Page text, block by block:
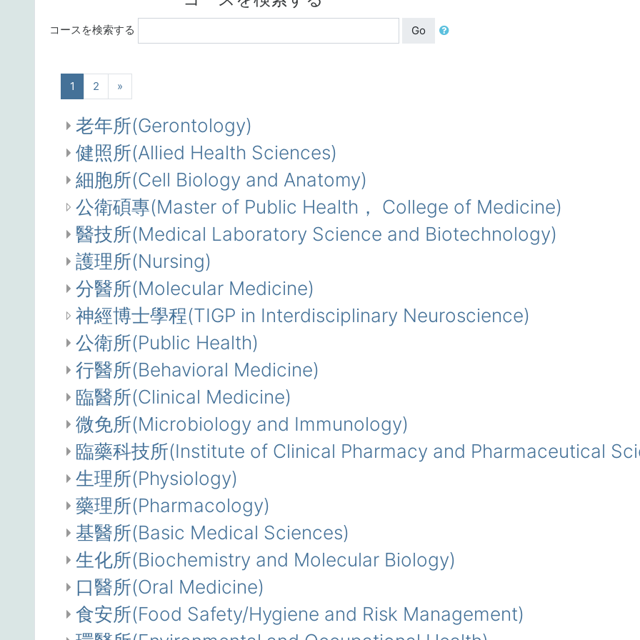
コースを検索する Go
1 (現在)
2 »
老年所(Gerontology)
健照所(Allied Health Sciences)
細胞所(Cell Biology and Anatomy)
公衛碩專(Master of Public Health， College of Medicine)
醫技所(Medical Laboratory Science and Biotechnology)
護理所(Nursing)
分醫所(Molecular Medicine)
神經博士學程(TIGP in Interdisciplinary Neuroscience)
公衛所(Public Health)
行醫所(Behavioral Medicine)
臨醫所(Clinical Medicine)
微免所(Microbiology and Immunology)
臨藥科技所(Institute of Clinical Pharmacy and Pharmaceutical
生理所(Physiology)
藥理所(Pharmacology)
基醫所(Basic Medical Sciences)
生化所(Biochemistry and Molecular Biology)
口醫所(Oral Medicine)
食安所(Food Safety/Hygiene and Risk Management)